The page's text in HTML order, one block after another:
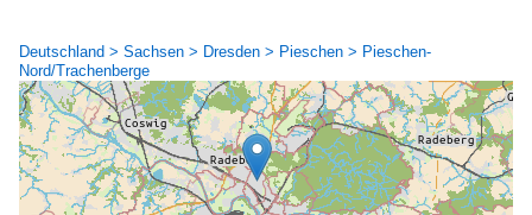
Deutschland > Sachsen > Dresden > Pieschen > Pieschen-
Nord/Trachenberge